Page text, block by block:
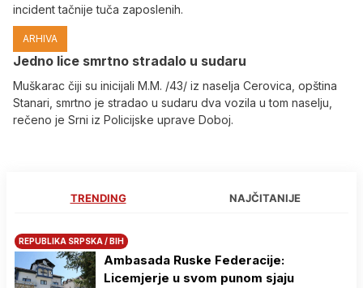
incident tačnije tuča zaposlenih.
ARHIVA
Јedno lice smrtno stradalo u sudaru
Muškarac čiji su inicijali M.M. /43/ iz naselja Cerovica, opština
Stanari, smrtno je stradao u sudaru dva vozila u tom naselju,
rečeno je Srni iz Policijske uprave Doboj.
TRENDING NAJČITANIJE
REPUBLIKA SRPSKA / BIH
Ambasada Ruske Federacije:
Licemjerje u svom punom sjaju